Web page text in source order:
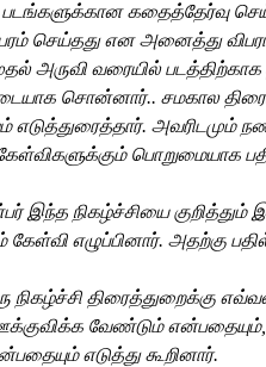
கதைத்தேர்வு
செய்தது என அனைத்து
அருவி வரையில்
சொன்னார்.. சமகால
எடுத்துரைத்தார். அவரிடமும்
பொறுமையாக
இந்த நிகழ்ச்சியை குறித்தும்
கேள்வி எழுப்பினார். அதற்கு
நிகழ்ச்சி திரைத்துறைக்கு
வேண்டும் என்பதையும்,
எடுத்துகூறினார்.